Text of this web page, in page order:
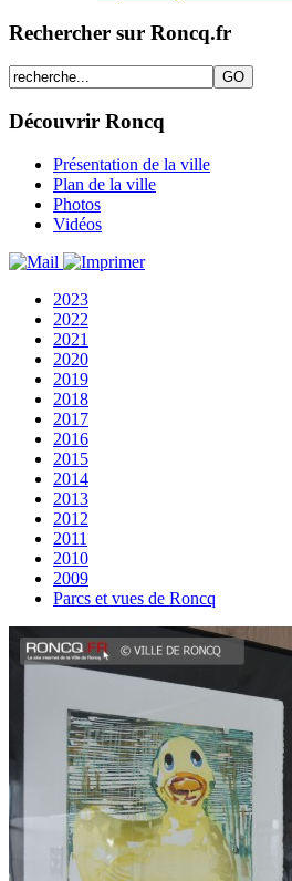
Rechercher sur Roncq.fr
Découvrir Roncq
Présentation de la ville
Plan de la ville
Photos
Vidéos
2023
2022
2021
2020
2019
2018
2017
2016
2015
2014
2013
2012
2011
2010
2009
Parcs et vues de Roncq